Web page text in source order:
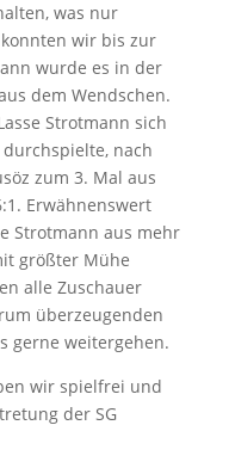
was nur
wir bis zur
wurde es in der
dem Wendschen.
Strotmann sich
nach
zum 3. Mal aus
Erwähnenswert
Strotmann aus mehr
größter Mühe
alle Zuschauer
überzeugenden
gerne weitergehen.
wir spielfrei und
der SG